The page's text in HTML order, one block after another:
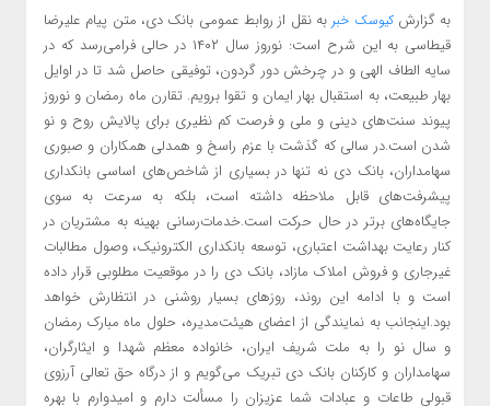
به گزارشکیوسک خبربه نقل از روابط عمومی بانک دی، متن پیام علیرضا
قیطاسی به این شرح است: نوروز سال ۱۴۰۲ در حالی فرا‌می‌رسد که در
سایه الطاف الهی و در چرخش دور گردون، توفیقی حاصل شد تا در اوایل
بهار طبیعت، به استقبال بهار ایمان و تقوا برویم. تقارن ماه رمضان و نوروز
پیوند سنت‌های دینی و ملی و فرصت کم نظیری برای پالایش روح و نو
شدن است.در سالی که گذشت با عزم راسخ و همدلی همکاران و صبوری
سهامداران، بانک دی نه تنها در بسیاری از شاخص‌های اساسی بانکداری
پیشرفت‌های قابل ملاحظه داشته است، بلکه به سرعت به سوی
جایگاه‌های برتر در حال حرکت است.خدمات‌رسانی بهینه به مشتریان در
کنار رعایت بهداشت اعتباری، توسعه بانکداری الکترونیک، وصول مطالبات
غیرجاری و فروش املاک مازاد، بانک دی را در موقعیت مطلوبی قرار داده
است و با ادامه این روند، روزهای بسیار روشنی در انتظارش خواهد
بود.اینجانب به نمایندگی از اعضای هیئت‌مدیره، حلول ماه مبارک رمضان
و سال نو را به ملت شریف ایران، خانواده معظم شهدا و ایثارگران،
سهامداران و کارکنان بانک دی تبریک می‌گویم و از درگاه حق تعالی آرزوی
قبولی طاعات و عبادات شما عزیزان را مسألت دارم و امیدوارم با بهره